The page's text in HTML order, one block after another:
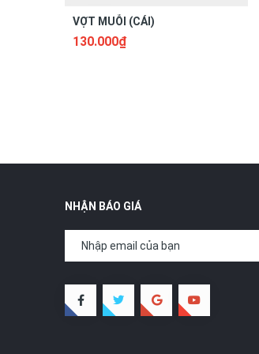
VỢT MUỖI (CÁI)
130.000₫
NHẬN BÁO GIÁ